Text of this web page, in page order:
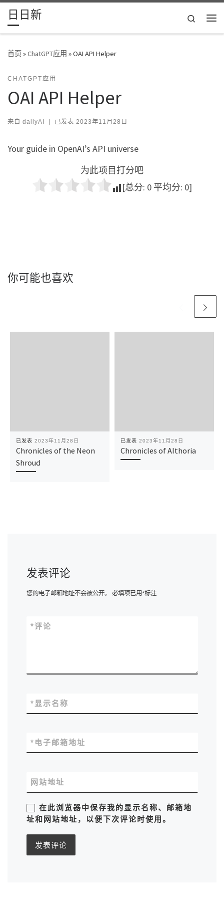
Skip to content
日日新
Search
首页»ChatGPT应用 »OAI API Helper
CHATGPT应用
OAI API Helper
来自 dailyAI | 已发表 2023年11月28日
Your guide in OpenAI’s API universe
为此项目打分吧
[总分: 0 平均分: 0]
你可能也喜欢
已发表 2023年11月28日
Chronicles of the Neon
Shroud
已发表 2023年11月28日
Chronicles of AIthoria
发表评论
您的电子邮箱地址不会被公开。 必填项已用*标注
评论
*
显示名称
*
电子邮箱地址
*
网站地址
在此浏览器中保存我的显示名称、邮箱地
址和网站地址，以便下次评论时使用。